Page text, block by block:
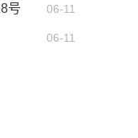
06-11
号
06-11